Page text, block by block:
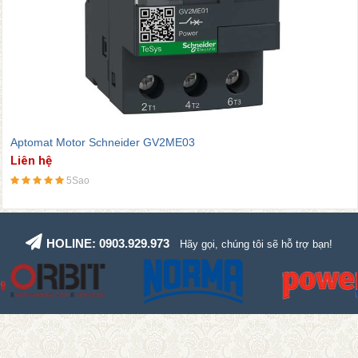
Aptomat Motor Schneider GV2ME04
Liên hệ
5Sao
HOLINE: 0903.929.973 Hãy gọi, chúng tôi sẽ hỗ trợ bạn!